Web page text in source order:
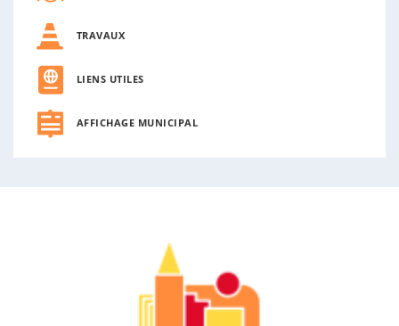
TRAVAUX
LIENS UTILES
AFFICHAGE MUNICIPAL